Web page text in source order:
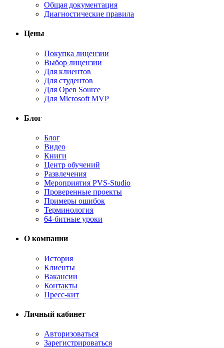
Общая документация
Диагностические правила
Цены
Покупка лицензии
Выбор лицензии
Для клиентов
Для студентов
Для Open Source
Для Microsoft MVP
Блог
Блог
Видео
Книги
Центр обучений
Развлечения
Мероприятия PVS-Studio
Проверенные проекты
Примеры ошибок
Терминология
64-битные уроки
О компании
История
Клиенты
Вакансии
Контакты
Пресс-кит
Личный кабинет
Авторизоваться
Зарегистрироваться